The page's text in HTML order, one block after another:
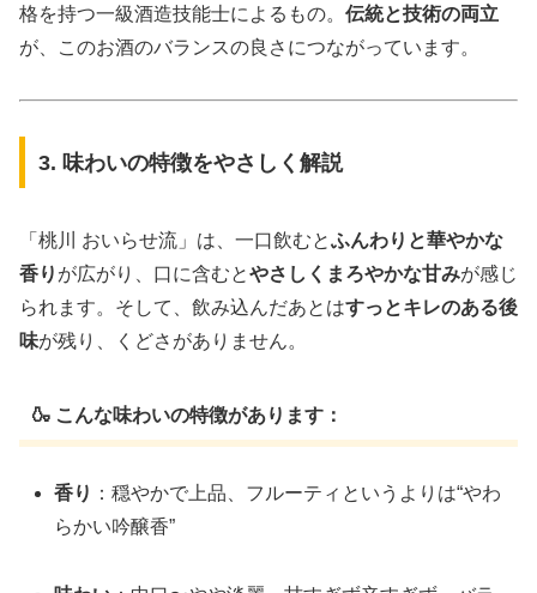
格を持つ一級酒造技能士によるもの。 伝統と技術の両立
が、このお酒のバランスの良さにつながっています。
3. 味わいの特徴をやさしく解説
「桃川 おいらせ流」は、一口飲むとふんわりと華やかな
香り が広がり、口に含むとやさしくまろやかな甘みが感じ
られます。そして、飲み込んだあとはすっとキレのある後
味が残り、くどさがありません。
🍶 こんな味わいの特徴があります：
香り ：穏やかで上品、フルーティというよりは“やわ
らかい吟醸香”